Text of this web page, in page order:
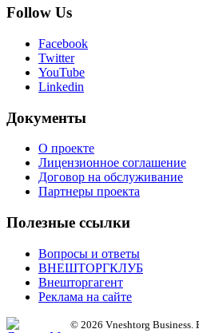
Follow Us
Facebook
Twitter
YouTube
Linkedin
Документы
О проекте
Лицензионное соглашение
Договор на обслуживание
Партнеры проекта
Полезные ссылки
Вопросы и ответы
ВНЕШТОРГКЛУБ
Внешторгагент
Реклама на сайте
© 2026 Vneshtorg Business.